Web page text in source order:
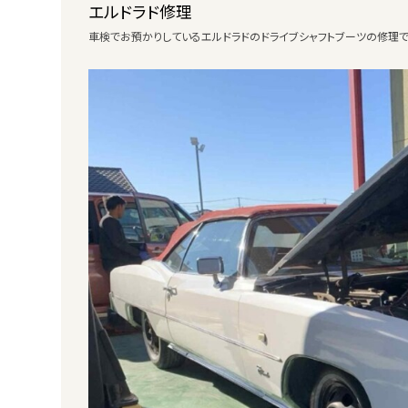
エルドラド修理
車検でお預かりしているエルドラドのドライブシャフトブーツの修理で